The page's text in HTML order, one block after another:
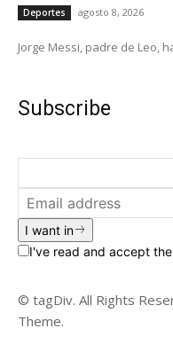
Deportes agosto 8, 2026
Jorge Messi, padre de Leo,
Subscribe
I want in
I've read and accept the
© tagDiv. All Rights
Theme.